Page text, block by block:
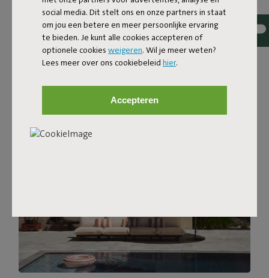
social media. Dit stelt ons en onze partners in staat
om jou een betere en meer persoonlijke ervaring
te bieden. Je kunt alle cookies accepteren of
optionele cookies weigeren. Wil je meer weten?
Lees meer over ons cookiebeleid hier.
Accepteren
Ontdek favorieten